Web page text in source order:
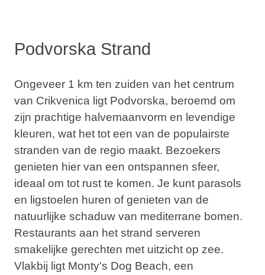
Podvorska Strand
Ongeveer 1 km ten zuiden van het centrum
van Crikvenica ligt Podvorska, beroemd om
zijn prachtige halvemaanvorm en levendige
kleuren, wat het tot een van de populairste
stranden van de regio maakt. Bezoekers
genieten hier van een ontspannen sfeer,
ideaal om tot rust te komen. Je kunt parasols
en ligstoelen huren of genieten van de
natuurlijke schaduw van mediterrane bomen.
Restaurants aan het strand serveren
smakelijke gerechten met uitzicht op zee.
Vlakbij ligt Monty's Dog Beach, een